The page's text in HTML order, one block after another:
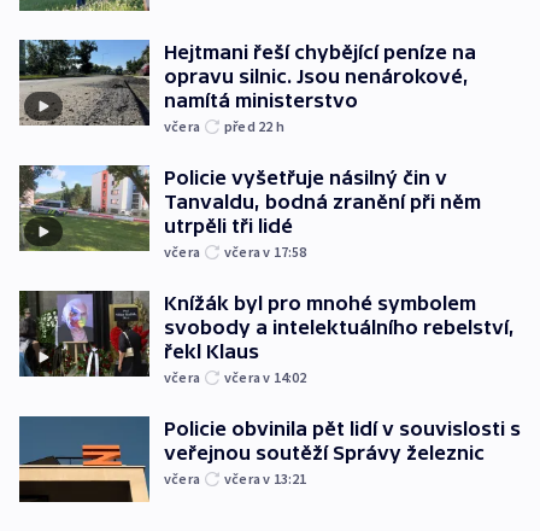
Hejtmani řeší chybějící peníze na
opravu silnic. Jsou nenárokové,
namítá ministerstvo
včera před 22 h
Policie vyšetřuje násilný čin v
Tanvaldu, bodná zranění při něm
utrpěli tři lidé
včera včera v 17:58
Knížák byl pro mnohé symbolem
svobody a intelektuálního rebelství,
řekl Klaus
včera včera v 14:02
Policie obvinila pět lidí v souvislosti s
veřejnou soutěží Správy železnic
včera včera v 13:21